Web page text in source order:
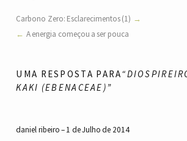
Carbono Zero: Esclarecimentos (1)
A energia começou a ser pouca
UMA RESPOSTA PARA
KAKI (EBENACEAE)”
daniel ribeiro 1 de Julho de 2014